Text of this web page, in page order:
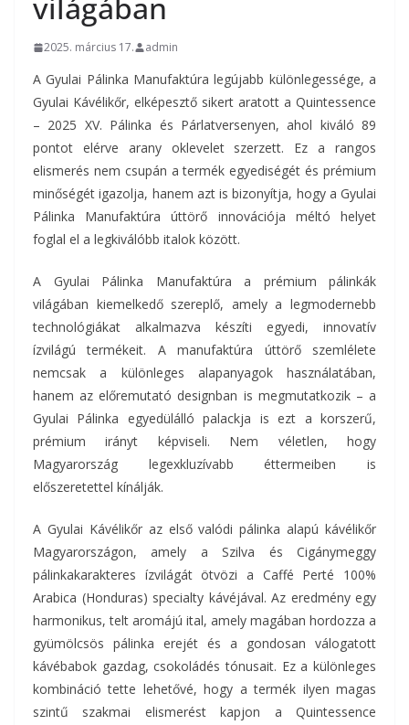
2025. március 17. admin
A Gyulai Pálinka Manufaktúra legújabb különlegessége, a
Gyulai Kávélikőr, elképesztő sikert aratott a Quintessence
– 2025 XV. Pálinka és Párlatversenyen, ahol kiváló 89
pontot elérve arany oklevelet szerzett. Ez a rangos
elismerés nem csupán a termék egyediségét és prémium
minőségét igazolja, hanem azt is bizonyítja, hogy a Gyulai
Pálinka Manufaktúra úttörő innovációja méltó helyet
foglal el a legkiválóbb italok között.
A Gyulai Pálinka Manufaktúra a prémium pálinkák
világában kiemelkedő szereplő, amely a legmodernebb
technológiákat alkalmazva készíti egyedi, innovatív
ízvilágú termékeit. A manufaktúra úttörő szemlélete
nemcsak a különleges alapanyagok használatában,
hanem az előremutató designban is megmutatkozik – a
Gyulai Pálinka egyedülálló palackja is ezt a korszerű,
prémium irányt képviseli. Nem véletlen, hogy
Magyarország legexkluzívabb éttermeiben is
előszeretettel kínálják.
A Gyulai Kávélikőr az első valódi pálinka alapú kávélikőr
Magyarországon, amely a Szilva és Cigánymeggy
pálinkakarakteres ízvilágát ötvözi a Caffé Perté 100%
Arabica (Honduras) specialty kávéjával. Az eredmény egy
harmonikus, telt aromájú ital, amely magában hordozza a
gyümölcsös pálinka erejét és a gondosan válogatott
kávébabok gazdag, csokoládés tónusait. Ez a különleges
kombináció tette lehetővé, hogy a termék ilyen magas
szintű szakmai elismerést kapjon a Quintessence